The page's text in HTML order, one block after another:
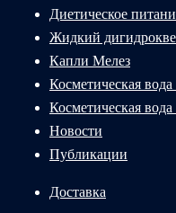
Диетическое
Жидкий
Капли Мелез
Косметическая
Косметическая
Новости
Публикации
Доставка